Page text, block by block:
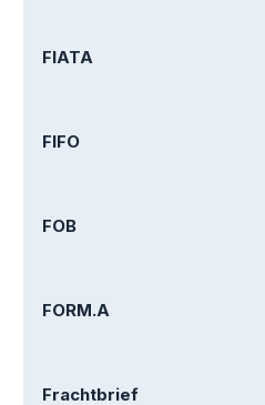
FIATA
FIFO
FOB
FORM.A
Frachtbrief